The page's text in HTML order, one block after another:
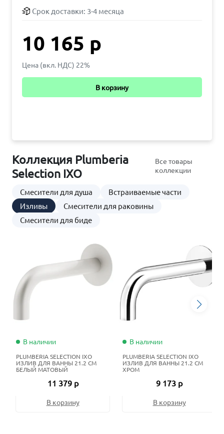
Срок доставки: 3-4 месяца
10 165 р
Цена (вкл. НДС) 22%
В корзину
Коллекция Plumberia
Selection IXO
Все товары
коллекции
Смесители для душа
Встраиваемые части
Изливы
Смесители для раковины
Смесители для биде
В наличии
PLUMBERIA SELECTION IXO
ИЗЛИВ ДЛЯ ВАННЫ 21.2 СМ
БЕЛЫЙ МАТОВЫЙ
11 379 р
В корзину
В наличии
PLUMBERIA SELECTION IXO
ИЗЛИВ ДЛЯ ВАННЫ 21.2 СМ
ХРОМ
9 173 р
В корзину